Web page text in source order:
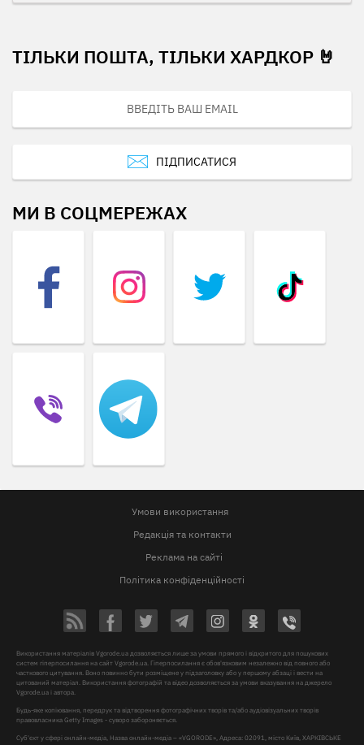
ТІЛЬКИ ПОШТА, ТІЛЬКИ ХАРДКОР 🤘
ПІДПИСАТИСЯ
МИ В СОЦМЕРЕЖАХ
Умови використання
Редакція та контакти
Реклама на сайті
Політика конфіденційності
Використання матеріалів Vgorode.ua дозволяється лише за умови прямого і відкритого для пошукових
систем гіперпосилання на сайт Vgorode.ua. Гіперпосилання є обов'язковим незалежно від повного або
часткового цитування. Воно повинно бути розміщене у підзаголовку або у першому абзаці і вести на
цитований матеріал. Використання фотографій та відео дозволяється за умови вказування на джерело
Vgorode.ua і автора.
Будь-яке копіювання, передрук та відтворення фотографічних творів та/або аудіовізуальних творів
правовласника Getty Images - суворо забороняється.
Суб'єкт у сфері онлайн-медіа, Назва онлайн-медіа – «VGORODE», Адреса: 02091, місто Київ, ХАРКІВСЬКЕ